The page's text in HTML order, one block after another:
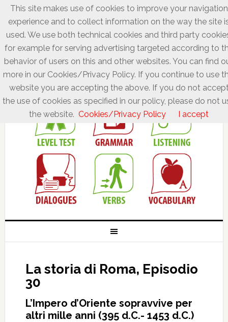
La storia di Roma, Episodio
30
L’Impero d’Oriente sopravvive per
altri mille anni (395 d.C.- 1453 d.C.)
This site makes use of cookies to improve your navigation
experience and to collect information on the way the site
used. We use both technical cookies and third party
for example for serving advertising targeted according to
behavior of users on this and other websites. You can find
more in our Cookies/Privacy Policy. If you continue to use
website you are accepting the above. If you do not
the use of cookies as specified in our policy, please do not
the website. Cookies/Privacy Policy I accept